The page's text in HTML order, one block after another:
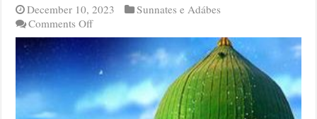
December 10, 2023
Sunnates e Adábes
Comments Offon
Virtudes
de
Jumu’ah